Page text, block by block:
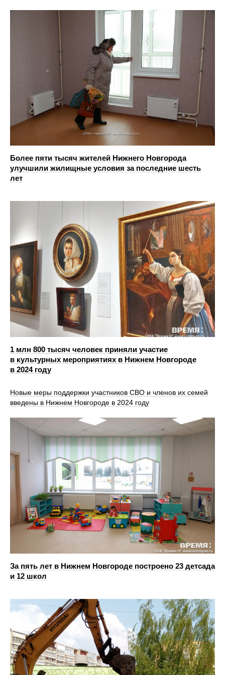
Более пяти тысяч жителей Нижнего Новгорода
улучшили жилищные условия за последние шесть
лет
1 млн 800 тысяч человек приняли участие
в культурных мероприятиях в Нижнем Новгороде
в 2024 году
Новые меры поддержки участников СВО и членов их семей
введены в Нижнем Новгороде в 2024 году
За пять лет в Нижнем Новгороде построено 23 детсада
и 12 школ